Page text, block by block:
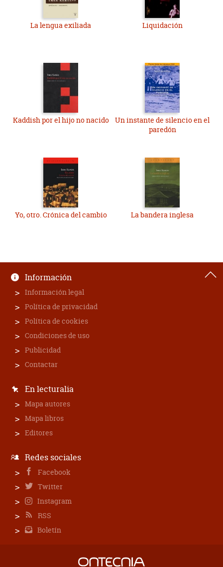
La lengua exiliada Liquidación
Kaddish por el hijo no nacido
Un instante de silencio en el
paredón
Yo, otro. Crónica del cambio La bandera inglesa
Información
Información legal
Política de privacidad
Política de cookies
Condiciones de uso
Publicidad
Contactar
En lecturalia
Mapa autores
Mapa libros
Editores
Redes sociales
Facebook
Twitter
Instagram
RSS
Boletín